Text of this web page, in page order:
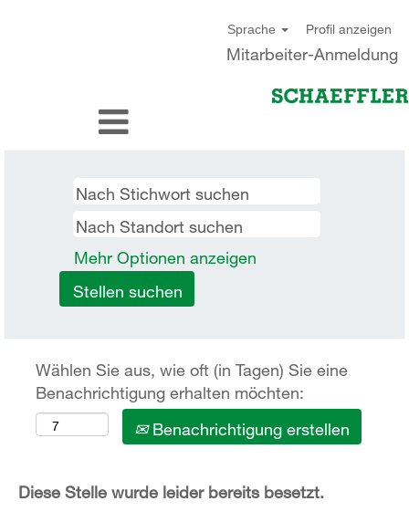
Sprache Profil anzeigen
Mitarbeiter-Anmeldung
Mehr Optionen anzeigen
Wählen Sie aus, wie oft (in Tagen) Sie eine
Benachrichtigung erhalten möchten:
Benachrichtigung erstellen
Diese Stelle wurde leider bereits besetzt.